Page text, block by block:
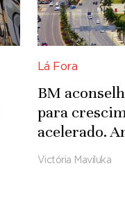
Lá Fora
BM
para
acelerado.
países com
Victória Maviluka